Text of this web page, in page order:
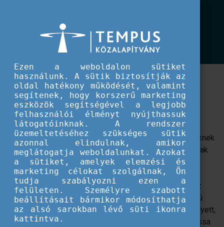
Engage in Inclusion
A Strategic Partnership for Inclusion elnevezésű,
nemzeti irodák közti együttműködés keretében
készült útmutató befogadó ifjúsági projektek
tervezéséhez és megvalósításához.
Ez az útmutató olyan szervezeteknek és ifjúságsegítőknek
nyújt segítséget, akik nemzetközi projekteket valósítanak
meg, de kevés vagy semmilyen tapasztalattal nem
rendelkeznek a kevesebb lehetőséggel rendelkező
fiatalokat befogadó ifjúsági projektek tervezésében. Az
útmutató a befogadó ifjúsági projektek kulcsfontosságú
szempontjaival foglalkozik, és megoldásokat kínál ahelyett,
hogy csak a kihívásokra mutatna rá. Célja, hogy támogassa
Ezen a weboldalon sütiket
használunk. A sütik biztosítják az
oldal hatékony működését, valamint
segítenek, hogy korszerű marketing
eszközök segítségével a legjobb
felhasználói élményt nyújthassuk
látogatóinknak. A rendszer
üzemeltetéséhez szükséges sütik
azonnal elindulnak, amikor
meglátogatja weboldalunkat. Azokat
a sütiket, amelyek elemzési és
marketing célokat szolgálnak, Ön
tudja szabályozni ezen a
felületen. Személyre szabott
beállításait bármikor módosíthatja
az alsó sarokban lévő süti ikonra
kattintva.